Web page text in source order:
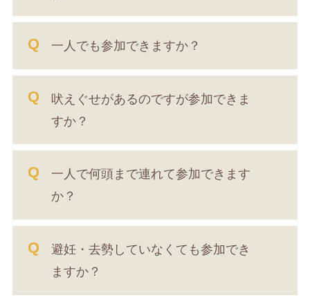
一人でも参加できますか？
吠えぐせがあるのですが参加できま
すか？
一人で何頭まで連れて参加できます
か？
避妊・去勢していなくても参加でき
ますか？